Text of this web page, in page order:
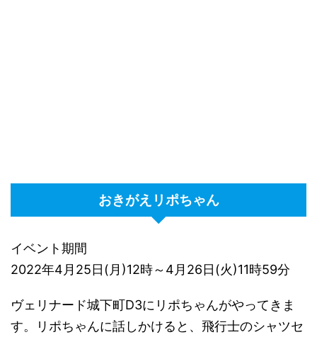
おきがえリポちゃん
イベント期間
2022年4月25日(月)12時～4月26日(火)11時59分
ヴェリナード城下町D3にリポちゃんがやってきま
す。リポちゃんに話しかけると、飛行士のシャツセ